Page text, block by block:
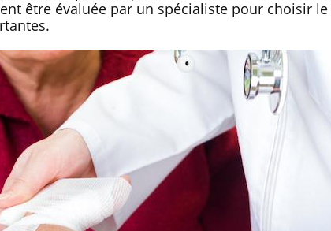
être évaluée par un spécialiste pour choisir
Comment oublier les
écrans en vacances ?
t-il